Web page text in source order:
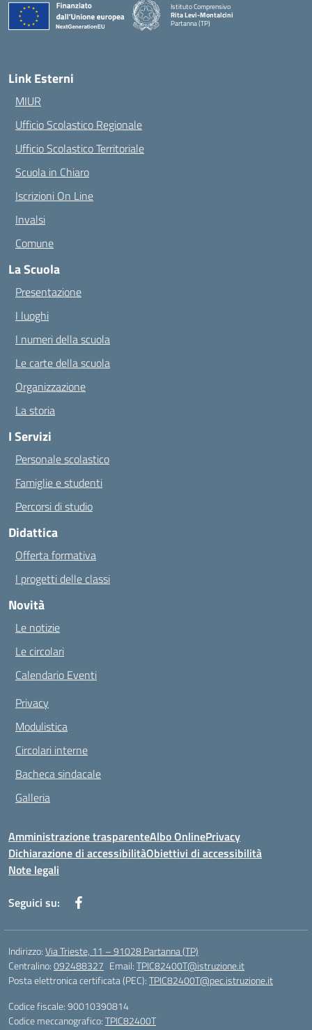
Istituto Comprensivo
Rita Levi-Montalcini
Partanna (TP)
Link Esterni
MIUR
Ufficio Scolastico Regionale
Ufficio Scolastico Territoriale
Scuola in Chiaro
Iscrizioni On Line
Invalsi
Comune
La Scuola
Presentazione
I luoghi
I numeri della scuola
Le carte della scuola
Organizzazione
La storia
I Servizi
Personale scolastico
Famiglie e studenti
Percorsi di studio
Didattica
Offerta formativa
I progetti delle classi
Novità
Le notizie
Le circolari
Calendario Eventi
Privacy
Modulistica
Circolari interne
Bacheca sindacale
Galleria
Amministrazione trasparenteAlbo OnlinePrivacy
Dichiarazione di accessibilitàObiettivi di accessibilità
Note legali
Seguici su:
Indirizzo:Via Trieste, 11 – 91028 Partanna (TP)
Centralino:092488327 Email:TPIC82400T@istruzione.it
Posta elettronica certificata (PEC):TPIC82400T@pec.istruzione.it
Codice fiscale: 90010390814
Codice meccanografico:TPIC82400T